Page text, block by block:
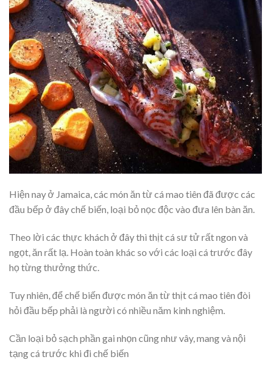
Hiện nay ở Jamaica, các món ăn từ cá mao tiên đã được các
đầu bếp ở đây chế biến, loại bỏ nọc độc vào đưa lên bàn ăn.
Theo lời các thực khách ở đây thì thịt cá sư tử rất ngon và
ngọt, ăn rất lạ. Hoàn toàn khác so với các loại cá trước đây
họ từng thưởng thức.
Tuy nhiên, để chế biến được món ăn từ thịt cá mao tiên đòi
hỏi đầu bếp phải là người có nhiều năm kinh nghiệm.
Cần loại bỏ sạch phần gai nhọn cũng như vây, mang và nội
tạng cá trước khi đi chế biến